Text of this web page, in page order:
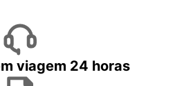
viagem 24 horas